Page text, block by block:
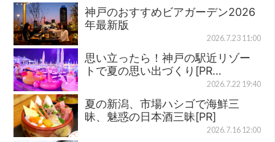
神戸のおすすめビアガーデン2026
年最新版
2026.7.23 11:00
思い立ったら！神戸の駅近リゾー
トで夏の思い出づくり[PR…
2026.7.22 19:40
夏の新潟、市場ハシゴで海鮮三
昧、魅惑の日本酒三昧[PR]
2026.7.16 12:00